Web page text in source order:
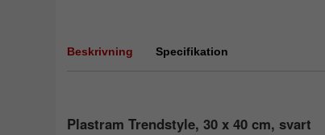
Beskrivning Specifikation
Plastram Trendstyle, 30 x 40 cm, svart